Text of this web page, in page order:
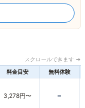
スクロールできます →
料金目安 無料体験
3,278円〜 -